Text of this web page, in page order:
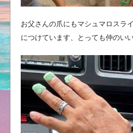
お父さんの爪にもマシュマロスラ
につけています、とっても仲のい